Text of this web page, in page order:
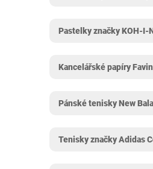
Pastelky značky KOH-I-
Kancelářské papíry
Pánské tenisky New
Tenisky značky Adidas